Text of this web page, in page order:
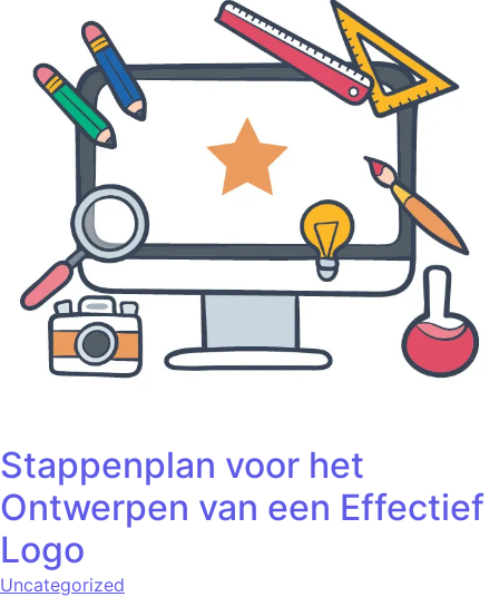
Stappenplan voor het
Ontwerpen van een Effectief
Logo
Uncategorized